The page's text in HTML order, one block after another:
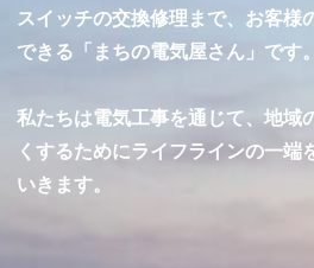
スイッチの交換修理まで、お客様
できる「まちの電気屋さん」です。
私たちは電気工事を通じて、地域
くするためにライフラインの一端
いきます。